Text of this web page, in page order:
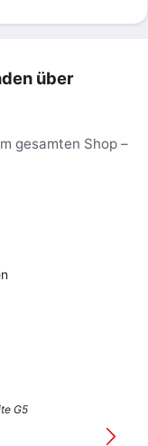
über
gesamten Shop –
G5